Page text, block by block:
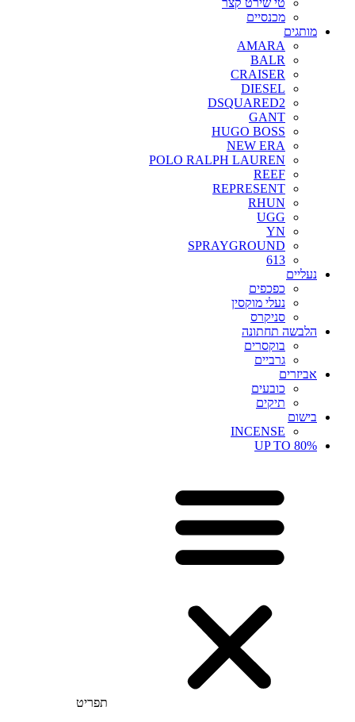
טי שירט קצר
מכנסיים
מותגים
AMARA
BALR
CRAISER
DIESEL
DSQUARED2
GANT
HUGO BOSS
NEW ERA
POLO RALPH LAUREN
REEF
REPRESENT
RHUN
UGG
YN
SPRAYGROUND
613
נעליים
כפכפים
נעלי מוקסין
סניקרס
הלבשה תחתונה
בוקסרים
גרביים
אביזרים
כובעים
תיקים
בישום
INCENSE
UP TO 80%
תפריט